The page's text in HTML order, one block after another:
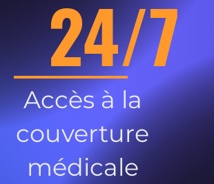
24/7
Accès à la
couverture
médicale